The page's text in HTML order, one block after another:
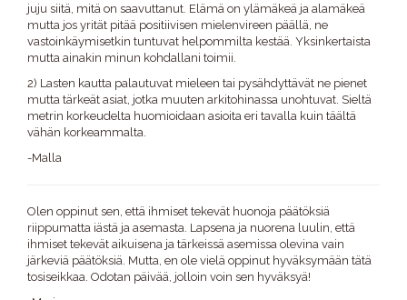
juju siitä, mitä on saavuttanut. Elämä on ylämäkeä ja alamäkeä
mutta jos yrität pitää positiivisen mielenvireen päällä, ne
vastoinkäymisetkin tuntuvat helpommilta kestää. Yksinkertaista
mutta ainakin minun kohdallani toimii.
2) Lasten kautta palautuvat mieleen tai pysähdyttävät ne pienet
mutta tärkeät asiat, jotka muuten arkitohinassa unohtuvat. Sieltä
metrin korkeudelta huomioidaan asioita eri tavalla kuin täältä
vähän korkeammalta.
-Malla
Olen oppinut sen, että ihmiset tekevät huonoja päätöksiä
riippumatta iästä ja asemasta. Lapsena ja nuorena luulin, että
ihmiset tekevät aikuisena ja tärkeissä asemissa olevina vain
järkeviä päätöksiä. Mutta, en ole vielä oppinut hyväksymään tätä
tosiseikkaa. Odotan päivää, jolloin voin sen hyväksyä!